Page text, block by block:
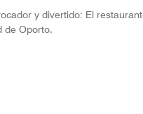
y divertido: El
de Oporto.